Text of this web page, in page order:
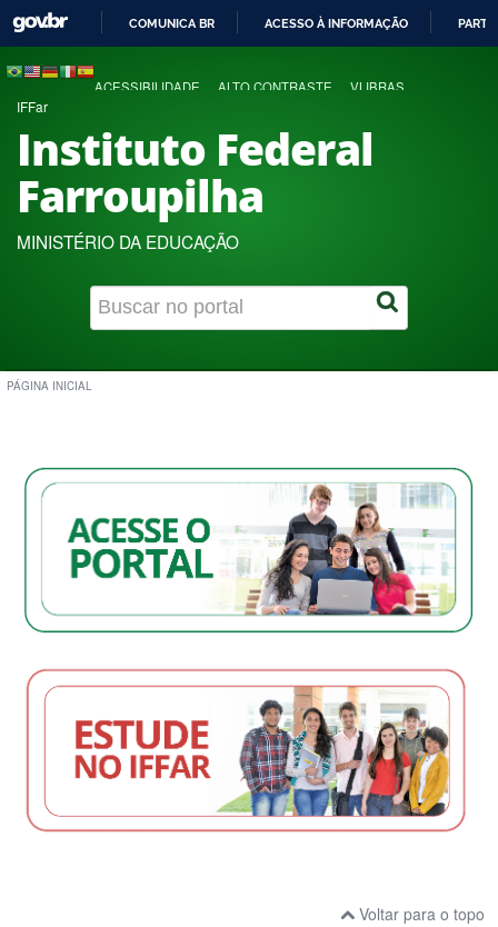
COMUNICA BR ACESSO À INFORMAÇÃO
ACESSIBILIDADE ALTO CONTRASTE VLIBRAS
IFFar
Instituto Federal
Farroupilha
MINISTÉRIO DA EDUCAÇÃO
PÁGINA INICIAL
Voltar para o topo